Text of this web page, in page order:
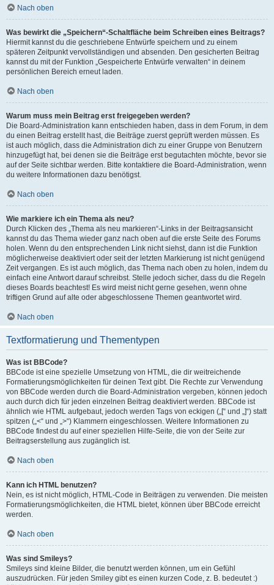
Nach oben
Was bewirkt die „Speichern“-Schaltfläche beim Schreiben eines Beitrags?
Hiermit kannst du die geschriebene Entwürfe speichern und zu einem
späteren Zeitpunkt vervollständigen und absenden. Den gesicherten Beitrag
kannst du mit der Funktion „Gespeicherte Entwürfe verwalten“ in deinem
persönlichen Bereich erneut laden.
Nach oben
Warum muss mein Beitrag erst freigegeben werden?
Die Board-Administration kann entschieden haben, dass in dem Forum, in dem
du einen Beitrag erstellt hast, die Beiträge zuerst geprüft werden müssen. Es
ist auch möglich, dass die Administration dich zu einer Gruppe von Benutzern
hinzugefügt hat, bei denen sie die Beiträge erst begutachten möchte, bevor sie
auf der Seite sichtbar werden. Bitte kontaktiere die Board-Administration, wenn
du weitere Informationen dazu benötigst.
Nach oben
Wie markiere ich ein Thema als neu?
Durch Klicken des „Thema als neu markieren“-Links in der Beitragsansicht
kannst du das Thema wieder ganz nach oben auf die erste Seite des Forums
holen. Wenn du den entsprechenden Link nicht siehst, dann ist die Funktion
möglicherweise deaktiviert oder seit der letzten Markierung ist nicht genügend
Zeit vergangen. Es ist auch möglich, das Thema nach oben zu holen, indem du
einfach eine Antwort darauf schreibst. Stelle jedoch sicher, dass du die Regeln
dieses Boards beachtest! Es wird meist nicht gerne gesehen, wenn ohne
triftigen Grund auf alte oder abgeschlossene Themen geantwortet wird.
Nach oben
Textformatierung und Thementypen
Was ist BBCode?
BBCode ist eine spezielle Umsetzung von HTML, die dir weitreichende
Formatierungsmöglichkeiten für deinen Text gibt. Die Rechte zur Verwendung
von BBCode werden durch die Board-Administration vergeben, können jedoch
auch durch dich für jeden einzelnen Beitrag deaktiviert werden. BBCode ist
ähnlich wie HTML aufgebaut, jedoch werden Tags von eckigen („[“ und „]“) statt
spitzen („<“ und „>“) Klammern eingeschlossen. Weitere Informationen zu
BBCode findest du auf einer speziellen Hilfe-Seite, die von der Seite zur
Beitragserstellung aus zugänglich ist.
Nach oben
Kann ich HTML benutzen?
Nein, es ist nicht möglich, HTML-Code in Beiträgen zu verwenden. Die meisten
Formatierungsmöglichkeiten, die HTML bietet, können über BBCode erreicht
werden.
Nach oben
Was sind Smileys?
Smileys sind kleine Bilder, die benutzt werden können, um ein Gefühl
auszudrücken. Für jeden Smiley gibt es einen kurzen Code, z. B. bedeutet :)